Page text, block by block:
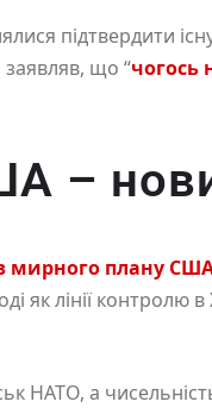
підтвердити
заявляв, що “чогось
–
мирного плану
як лінії контролю
НАТО, а